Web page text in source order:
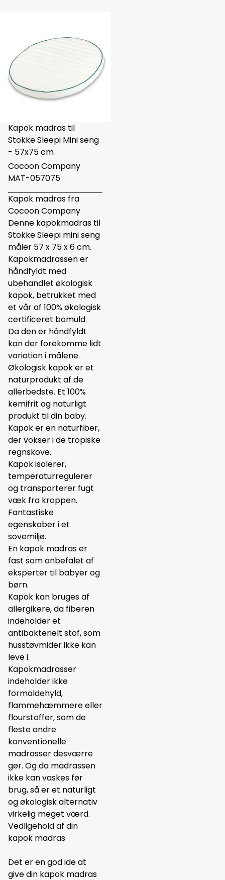
Kapok madras til
Stokke Sleepi Mini seng
- 57x75 cm
Cocoon Company
MAT-057075
Kapok madras fra
Cocoon Company
Denne kapokmadras til
Stokke Sleepi mini seng
måler 57 x 75 x 6 cm.
Kapokmadrassen er
håndfyldt med
ubehandlet økologisk
kapok, betrukket med
et vår af 100% økologisk
certificeret bomuld.
Da den er håndfyldt
kan der forekomme lidt
variation i målene.
Økologisk kapok er et
naturprodukt af de
allerbedste. Et 100%
kemifrit og naturligt
produkt til din baby.
Kapok er en naturfiber,
der vokser i de tropiske
regnskove.
Kapok isolerer,
temperaturregulerer
og transporterer fugt
væk fra kroppen.
Fantastiske
egenskaber i et
sovemiljø.
En kapok madras er
fast som anbefalet af
eksperter til babyer og
børn.
Kapok kan bruges af
allergikere, da fiberen
indeholder et
antibakterielt stof, som
husstøvmider ikke kan
leve i.
Kapokmadrasser
indeholder ikke
formaldehyld,
flammehæmmere eller
flourstoffer, som de
fleste andre
konventionelle
madrasser desværre
gør. Og da madrassen
ikke kan vaskes før
brug, så er et naturligt
og økologisk alternativ
virkelig meget værd.
Vedligehold af din
kapok madras
Det er en god ide at
give din kapok madras